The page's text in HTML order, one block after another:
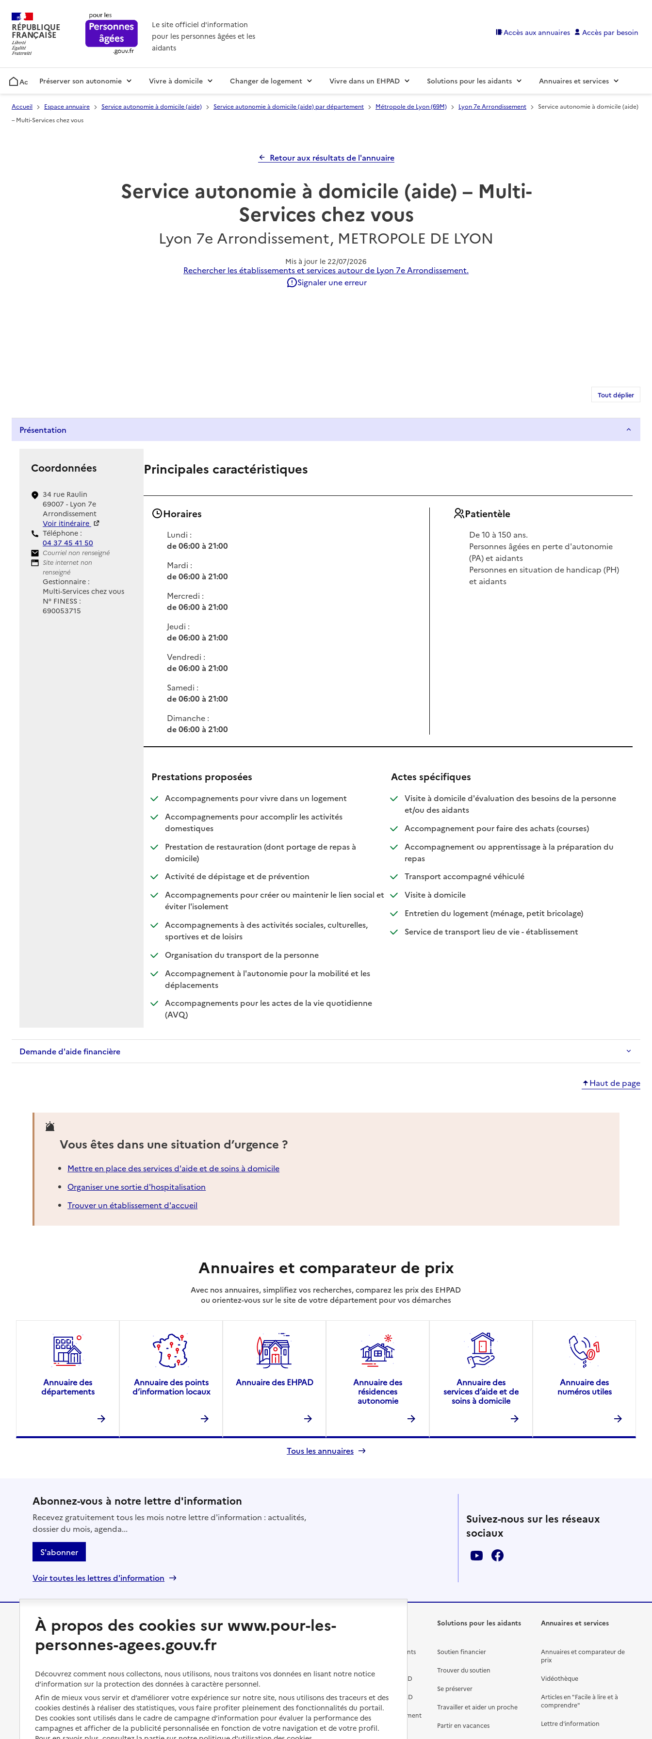
RÉPUBLIQUE
FRANÇAISE
Le site officiel d'information
pour les personnes âgées et les
aidants
Accès aux annuaires Accès par besoin
AccueilPréserver son autonomie Vivre à domicile Changer de logement Vivre dans un EHPAD Solutions pour les aidants Annuaires et services
Accueil Espace annuaire Service autonomie à domicile (aide) Service autonomie à domicile (aide) par département Métropole de Lyon (69M) Lyon 7e Arrondissement
Service autonomie à domicile (aide)
– Multi-Services chez vous
Retour aux résultats de l'annuaire
Service autonomie à domicile (aide) – Multi-
Services chez vous
Lyon 7e Arrondissement, METROPOLE DE LYON
Mis à jour le 22/07/2026
Rechercher les établissements et services autour de Lyon 7e Arrondissement.
Signaler une erreur
Tout déplier
Présentation
Coordonnées
34 rue Raulin
69007 - Lyon 7e
Arrondissement
Voir itinéraire
Téléphone :
04 37 45 41 50
Contact
Courriel non renseigné
Site Internet
Site internet non
renseigné
Gestionnaire :
Multi-Services chez vous
N° FINESS :
690053715
Principales caractéristiques
Horaires
Lundi :
de 06:00 à 21:00
Mardi :
de 06:00 à 21:00
Mercredi :
de 06:00 à 21:00
Jeudi :
de 06:00 à 21:00
Vendredi :
de 06:00 à 21:00
Samedi :
de 06:00 à 21:00
Dimanche :
de 06:00 à 21:00
Patientèle
De 10 à 150 ans.
Personnes âgées en perte d'autonomie
(PA) et aidants
Personnes en situation de handicap (PH)
et aidants
Prestations proposées
Accompagnements pour vivre dans un logement: disponible
: non disponible
Accompagnements pour accomplir les activités
domestiques: disponible
: non disponible
Prestation de restauration (dont portage de repas à
domicile): disponible
: non disponible
Activité de dépistage et de prévention: disponible
: non disponible
Accompagnements pour créer ou maintenir le lien social et
éviter l'isolement: disponible
: non disponible
Accompagnements à des activités sociales, culturelles,
sportives et de loisirs: disponible
: non disponible
Organisation du transport de la personne: disponible
: non disponible
Accompagnement à l'autonomie pour la mobilité et les
déplacements: disponible
: non disponible
Accompagnements pour les actes de la vie quotidienne
(AVQ)
: disponible
: non disponible
Actes spécifiques
Visite à domicile d'évaluation des besoins de la personne
et/ou des aidants: disponible
: non disponible
Accompagnement pour faire des achats (courses): disponible
: non disponible
Accompagnement ou apprentissage à la préparation du
repas
: disponible
: non disponible
Transport accompagné véhiculé: disponible
: non disponible
Visite à domicile: disponible
: non disponible
Entretien du logement (ménage, petit bricolage): disponible
: non disponible
Service de transport lieu de vie - établissement: disponible
: non disponible
Demande d'aide financière
Haut de page
Vous êtes dans une situation d’urgence ?
Mettre en place des services d'aide et de soins à domicile
Organiser une sortie d'hospitalisation
Trouver un établissement d'accueil
Annuaires et comparateur de prix
Avec nos annuaires, simplifiez vos recherches, comparez les prix des EHPAD
ou orientez-vous sur le site de votre département pour vos démarches
Annuaire des
départements
Annuaire des points
d’information locaux
Annuaire des EHPAD
Annuaire des
résidences
autonomie
Annuaire des
services d’aide et de
soins à domicile
Annuaire des
numéros utiles
Tous les annuaires
Abonnez-vous à notre lettre d'information
Recevez gratuitement tous les mois notre lettre d'information : actualités,
dossier du mois, agenda...
S'abonner
Voir toutes les lettres d'information
Suivez-nous sur les réseaux
sociaux
Préserver son autonomie
Perte d'autonomie : évaluation
Aménager son logement et
s'équiper
Préserver son autonomie et sa
santé
Organiser à l'avance sa propre
Vivre à domicile
Bénéficier d'aide à domicile
Bénéficier de soins à domicile
Aides financières
Solutions d'accueil temporaire
Partager son logement
Changer de logement
Vivre dans une résidence avec
services pour seniors
Vivre chez un proche
Vivre en accueil familial
Autres solutions de logement
Les différents établissements
Préparer l'entrée en EHPAD
Aides financières en EHPAD
Prévention, accompagnement
et soins
Solutions pour les aidants
Soutien financier
Trouver du soutien
Se préserver
Travailler et aider un proche
Partir en vacances
Annuaires et services
Annuaires et comparateur de
prix
Vidéothèque
Articles en "Facile à lire et à
comprendre"
Lettre d'information
À propos des cookies sur www.pour-les-
personnes-agees.gouv.fr
Découvrez comment nous collectons, nous utilisons, nous traitons vos données en lisant notre notice
d’information sur la protection des données à caractère personnel.
Afin de mieux vous servir et d’améliorer votre expérience sur notre site, nous utilisons des traceurs et des
cookies destinés à réaliser des statistiques, vous faire profiter pleinement des fonctionnalités du portail.
Des cookies sont utilisés dans le cadre de campagne d’information pour évaluer la performance des
campagnes et afficher de la publicité personnalisée en fonction de votre navigation et de votre profil.